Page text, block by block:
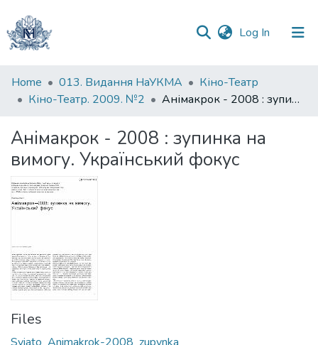
Log In (current)
Communities
&
All of DSpace
Statistics
Home 013. Видання НаУКМА
Кіно-Театр
Кіно-Театр. 2009. №2
Анімакрок - 2008 : зупинка на вимогу. Український фокус
Анімакрок - 2008 : зупинка на
вимогу. Український фокус
Files